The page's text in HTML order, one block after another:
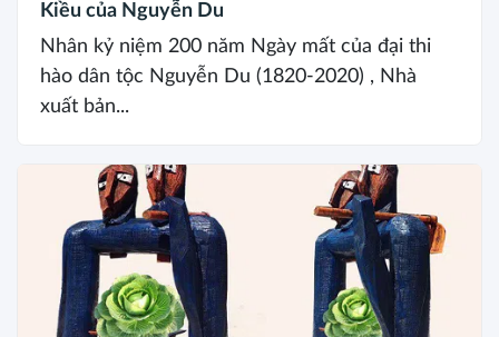
Kiều của Nguyễn Du
Nhân kỷ niệm 200 năm Ngày mất của đại thi
hào dân tộc Nguyễn Du (1820-2020) , Nhà
xuất bản...